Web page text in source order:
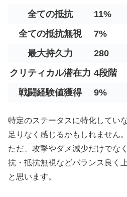
全ての抵抗
11%
全ての抵抗無視
7%
最大持久力
280
クリティカル潜在力 4段階
戦闘経験値獲得
9%
特定のステータスに特化してい
足りなく感じるかもしれません。
ただ、攻撃やダメ減少だけでな
抗・抵抗無視などバランス良く
と思います。